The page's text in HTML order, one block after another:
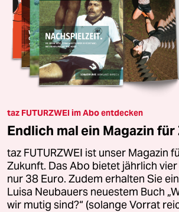
taz FUTURZWEI im Abo entdecken
Endlich mal ein Magazin
taz FUTURZWEI ist unser Magazin
Zukunft. Das Abo bietet jährlich
nur 38 Euro. Zudem erhalten Sie
Luisa Neubauers neuestem Buch
wir mutig sind?“ (solange Vorrat